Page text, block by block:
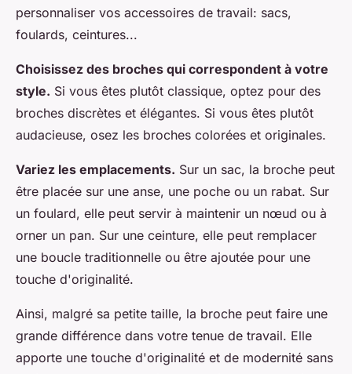
personnaliser vos accessoires de travail: sacs,
foulards, ceintures...
Choisissez des broches qui correspondent à votre
style. Si vous êtes plutôt classique, optez pour des
broches discrètes et élégantes. Si vous êtes plutôt
audacieuse, osez les broches colorées et originales.
Variez les emplacements. Sur un sac, la broche peut
être placée sur une anse, une poche ou un rabat. Sur
un foulard, elle peut servir à maintenir un nœud ou à
orner un pan. Sur une ceinture, elle peut remplacer
une boucle traditionnelle ou être ajoutée pour une
touche d'originalité.
Ainsi, malgré sa petite taille, la broche peut faire une
grande différence dans votre tenue de travail. Elle
apporte une touche d'originalité et de modernité sans